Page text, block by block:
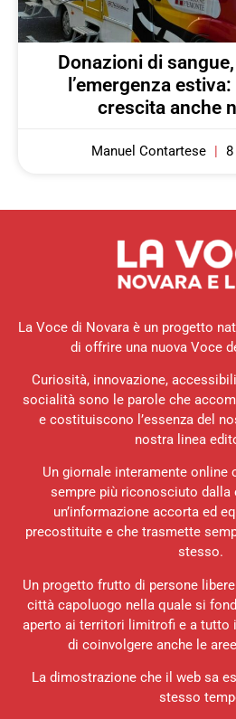
Donazioni di
l’emergenza
crescita anche
Manuel Contartese
La Voce di Novara è un progetto
di offrire una nuova Voce
Curiosità, innovazione,
socialità sono le parole che
e costituiscono l’essenza del
nostra linea
Un giornale interamente online
sempre più riconosciuto dalla
un’informazione accorta ed
precostituite e che trasmette
stesso.
Un progetto frutto di persone
città capoluogo nella quale si
aperto ai territori limitrofi e a tutto
di coinvolgere anche le
La dimostrazione che il web sa
stesso